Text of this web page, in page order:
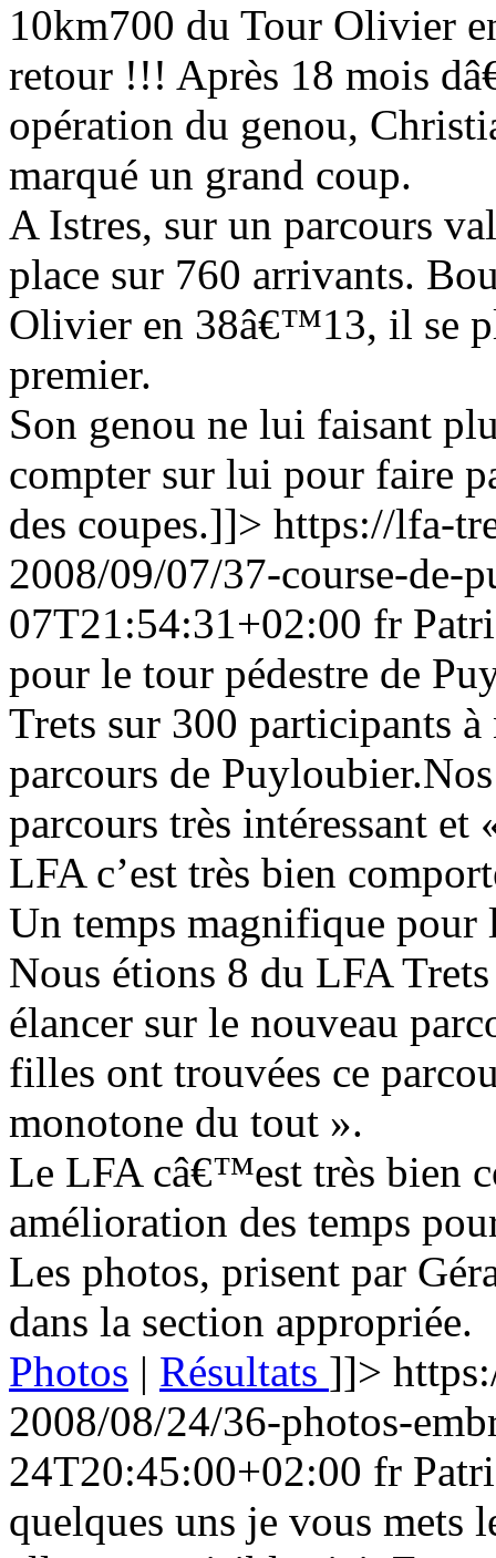
10km700 du Tour Olivier
retour !!! Après 18 mois
opération du genou,
marqué un grand coup.
A Istres, sur un parcours
place sur 760 arrivants.
Olivier en 38â€™13, il se
premier.
Son genou ne lui faisant
compter sur lui pour faire
des coupes.]]> https://lfa-
2008/09/07/37-course-de-
07T21:54:31+02:00 fr
pour le tour pédestre de
Trets sur 300 participants
parcours de
parcours très intéressant
LFA c’est très bien
Un temps magnifique pour
Nous étions 8 du LFA
élancer sur le nouveau
filles ont trouvées ce
monotone du tout ».
Le LFA câ€™est très bien
amélioration des temps
Les photos, prisent par
dans la section appropriée.
Photos | Résultats ]]>
2008/08/24/36-photos-
24T20:45:00+02:00 fr
quelques uns je vous mets